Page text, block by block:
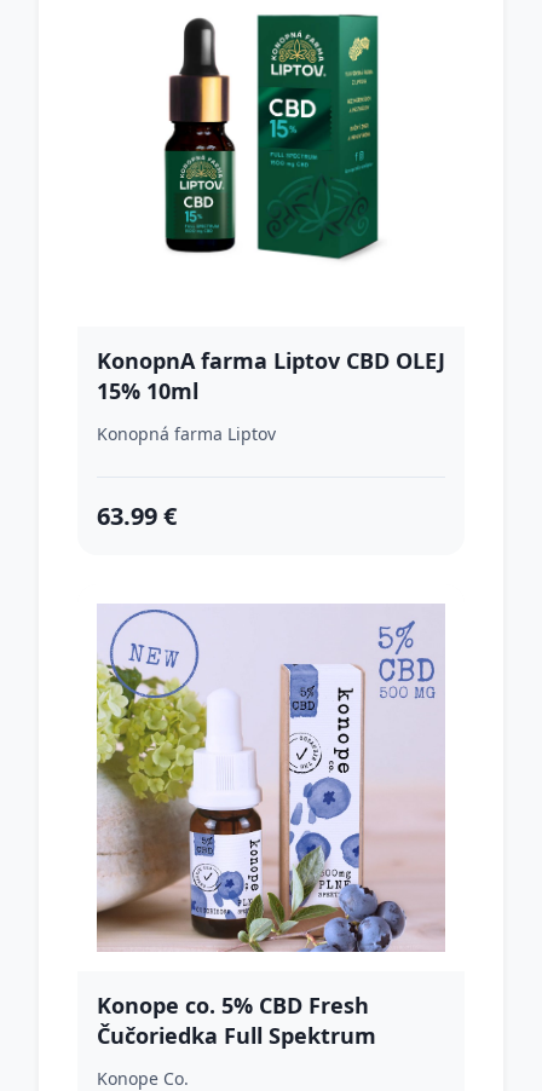
KonopnA farma Liptov CBD OLEJ
15% 10ml
Konopná farma Liptov
63.99 €
Konope co. 5% CBD Fresh
Čučoriedka Full Spektrum
500mg
Konope Co.